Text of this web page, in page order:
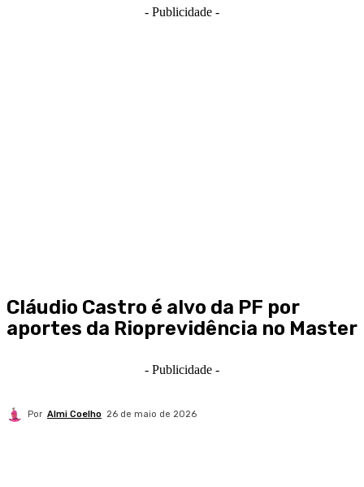
- Publicidade -
Cláudio Castro é alvo da PF por
aportes da Rioprevidência no Master
- Publicidade -
Por Almi Coelho 26 de maio de 2026